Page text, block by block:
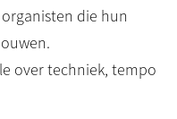
die hun
over techniek, tempo